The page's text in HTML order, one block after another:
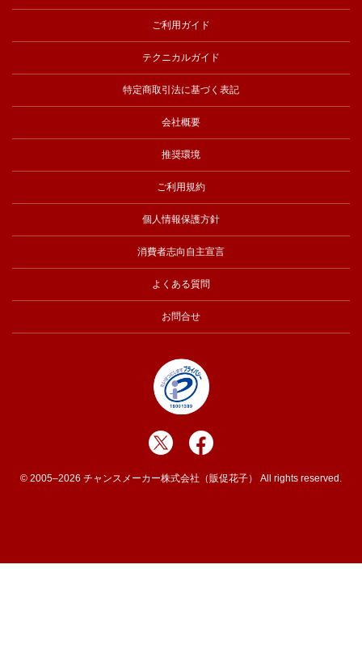
ご利用ガイド
テクニカルガイド
特定商取引法に基づく表記
会社概要
推奨環境
ご利用規約
個人情報保護方針
消費者志向自主宣言
よくある質問
お問合せ
© 2005–2026 チャンスメーカー株式会社（販促花子） All rights reserved.